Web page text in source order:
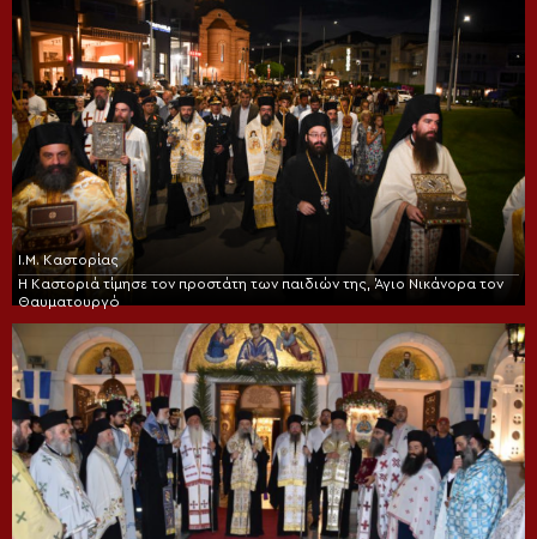
Ι.Μ. Καστορίας
Η Καστοριά τίμησε τον προστάτη των παιδιών της, Άγιο Νικάνορα τον
Θαυματουργό